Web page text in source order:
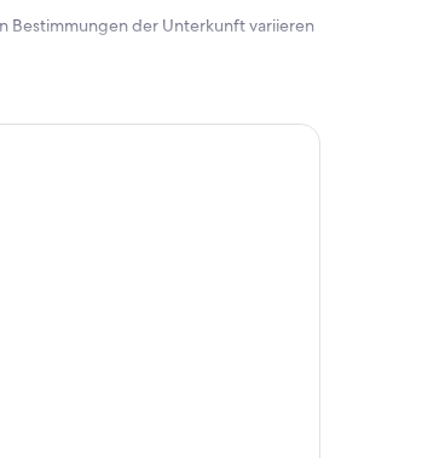
Bestimmungen der Unterkunft variieren